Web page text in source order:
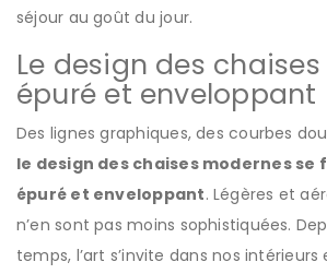
séjour au goût du jour.
Le design des
épuré et enveloppant
Des lignes graphiques, des courbes
le design des chaises modernes se
épuré et enveloppant. Légères et
n’en sont pas moins sophistiquées.
temps, l’art s’invite dans nos